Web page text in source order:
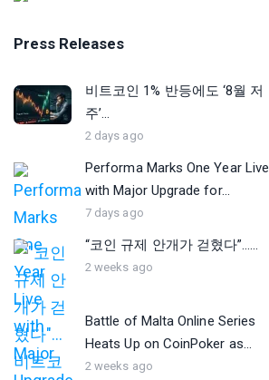
Press Releases
비트코인 1% 반등에도 ‘8월 저
주’...
2 days ago
Performa Marks One Year Live
with Major Upgrade for...
7 days ago
“코인 규제 안개가 걷혔다”…...
2 weeks ago
Battle of Malta Online Series
Heats Up on CoinPoker as...
2 weeks ago